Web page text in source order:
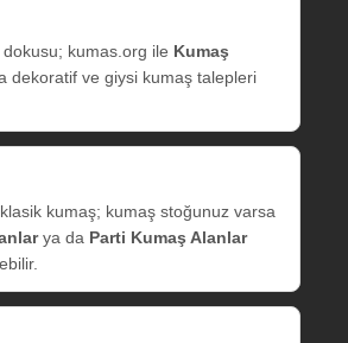
dokusu; kumas.org ile Kumaş
dekoratif ve giysi kumaş talepleri
kumaş; kumaş stoğunuz varsa
ya da Parti Kumaş Alanlar